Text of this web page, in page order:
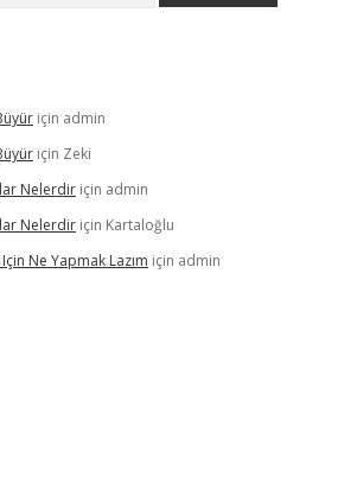
için admin
için Zeki
Nelerdir için admin
Nelerdir için Kartaloğlu
Ne Yapmak Lazım için admin